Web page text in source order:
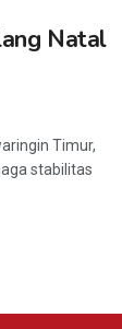
Natal
Timur,
stabilitas